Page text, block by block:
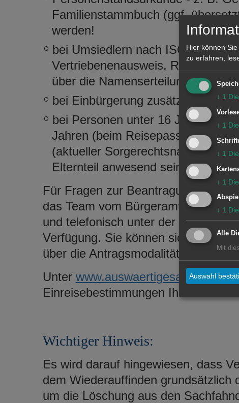
Familienstammbuch (ggf.
werden!
bei Umsiedlern nach ISO-Norm
Vertriebenenausweis,
über die Namenserteilung
bei Einbürgerung zusätzlich
bei Personen unter 16 Jahren
Jahren (beim Reisepass)
(aktueller Sorgerechtsnachweis) –
Elternteil anwesend sein
Für Fragen zur Beantragung von
das Team vom Bürgeramt Aalen
und telefonisch unter der
Verfügung. Sie können sich auch
über die Antragsmodalitäten
Unter www.auswaertigesamt.de
Einreisebestimmungen Ihres
Wichtiger Hinweis:
Es wird darauf hingewiesen, dass
dem Wiederauffinden grundsätzlich
um die Löschung aus den
Hier können
zu erfahren,
↓ 1
↓ 1
↓ 1
↓ 1
↓ 1
Alle
Mit
Auswahl